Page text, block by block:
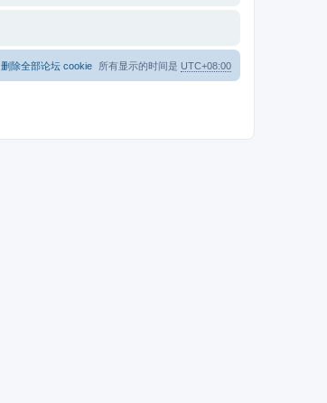
所有显示的时间是 UTC+08:00
删除全部论坛 cookie